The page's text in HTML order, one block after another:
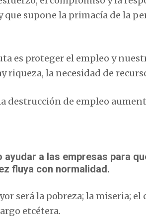
supone la primacía de la
es proteger el empleo y
riqueza, la necesidad de
destrucción de empleo
a las empresas para
fluya con normalidad.
será la pobreza; la miseria; el
etcétera.